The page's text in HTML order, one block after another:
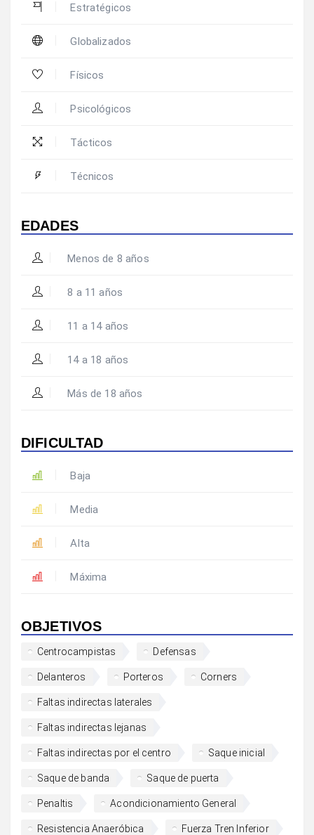
Estratégicos
Globalizados
Físicos
Psicológicos
Tácticos
Técnicos
EDADES
Menos de 8 años
8 a 11 años
11 a 14 años
14 a 18 años
Más de 18 años
DIFICULTAD
Baja
Media
Alta
Máxima
OBJETIVOS
Centrocampistas Defensas
Delanteros Porteros Corners
Faltas indirectas laterales
Faltas indirectas lejanas
Faltas indirectas por el centro Saque inicial
Saque de banda Saque de puerta
Penaltis Acondicionamiento General
Resistencia Anaeróbica Fuerza Tren Inferior